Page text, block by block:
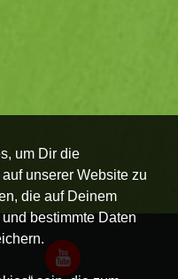
um Dir die
unserer Website zu
die auf Deinem
bestimmte Daten